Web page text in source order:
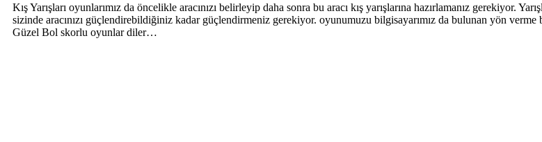
Kış Yarışları oyunlarımız da öncelikle aracınızı belirleyip daha sonra bu aracı kış yarışlarına hazırlamanız gerekiyor.
sizinde aracınızı güçlendirebildiğiniz kadar güçlendirmeniz gerekiyor. oyunumuzu bilgisayarımız da bulunan yön
Güzel Bol skorlu oyunlar diler…